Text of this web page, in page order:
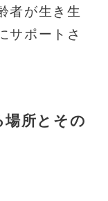
者が生き生
サポートさ
所とその